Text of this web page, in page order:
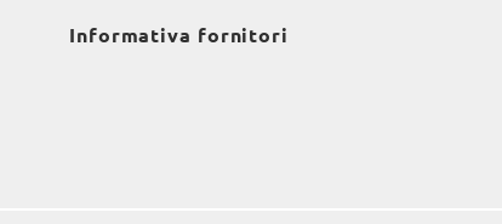
Informativa fornitori